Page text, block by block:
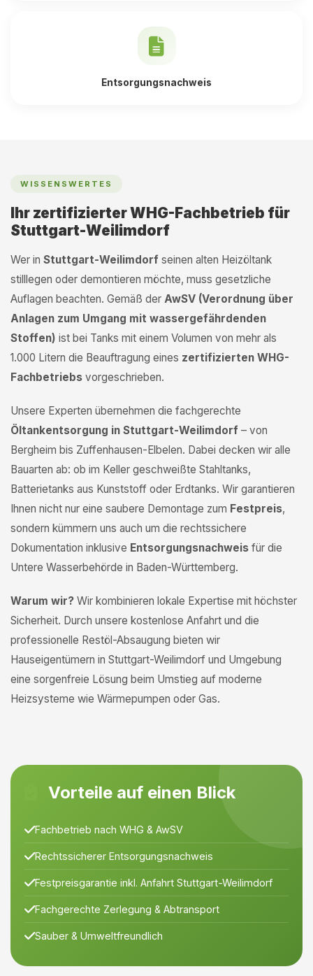
Entsorgungsnachweis
WISSENSWERTES
Ihr zertifizierter WHG-Fachbetrieb für
Stuttgart-Weilimdorf
Wer in Stuttgart-Weilimdorf seinen alten Heizöltank
stilllegen oder demontieren möchte, muss gesetzliche
Auflagen beachten. Gemäß der AwSV (Verordnung über
Anlagen zum Umgang mit wassergefährdenden
Stoffen) ist bei Tanks mit einem Volumen von mehr als
1.000 Litern die Beauftragung eines zertifizierten WHG-
Fachbetriebs vorgeschrieben.
Unsere Experten übernehmen die fachgerechte
Öltankentsorgung in Stuttgart-Weilimdorf – von
Bergheim bis Zuffenhausen-Elbelen. Dabei decken wir alle
Bauarten ab: ob im Keller geschweißte Stahltanks,
Batterietanks aus Kunststoff oder Erdtanks. Wir garantieren
Ihnen nicht nur eine saubere Demontage zum Festpreis,
sondern kümmern uns auch um die rechtssichere
Dokumentation inklusive Entsorgungsnachweis für die
Untere Wasserbehörde in Baden-Württemberg.
Warum wir? Wir kombinieren lokale Expertise mit höchster
Sicherheit. Durch unsere kostenlose Anfahrt und die
professionelle Restöl-Absaugung bieten wir
Hauseigentümern in Stuttgart-Weilimdorf und Umgebung
eine sorgenfreie Lösung beim Umstieg auf moderne
Heizsysteme wie Wärmepumpen oder Gas.
Vorteile auf einen Blick
Fachbetrieb nach WHG & AwSV
Rechtssicherer Entsorgungsnachweis
Festpreisgarantie inkl. Anfahrt Stuttgart-Weilimdorf
Fachgerechte Zerlegung & Abtransport
Sauber & Umweltfreundlich